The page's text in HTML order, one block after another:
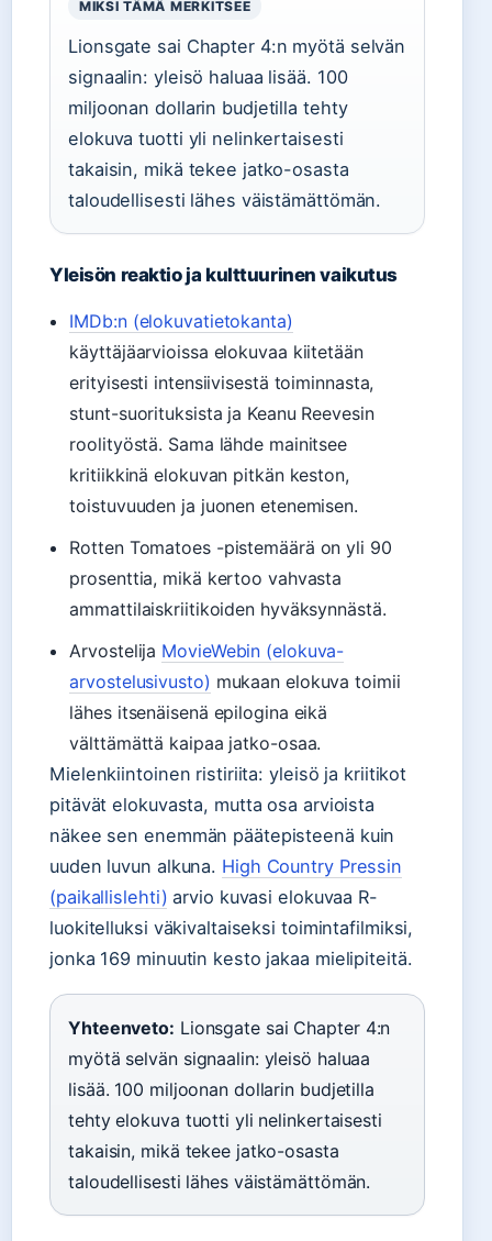
MIKSI TÄMÄ MERKITSEE
Lionsgate sai Chapter 4:n myötä selvän
signaalin: yleisö haluaa lisää. 100
miljoonan dollarin budjetilla tehty
elokuva tuotti yli nelinkertaisesti
takaisin, mikä tekee jatko-osasta
taloudellisesti lähes väistämättömän.
Yleisön reaktio ja kulttuurinen vaikutus
IMDb:n (elokuvatietokanta)
käyttäjäarvioissa elokuvaa kiitetään
erityisesti intensiivisestä toiminnasta,
stunt-suorituksista ja Keanu Reevesin
roolityöstä. Sama lähde mainitsee
kritiikkinä elokuvan pitkän keston,
toistuvuuden ja juonen etenemisen.
Rotten Tomatoes -pistemäärä on yli 90
prosenttia, mikä kertoo vahvasta
ammattilaiskriitikoiden hyväksynnästä.
Arvostelija MovieWebin (elokuva-
arvostelusivusto) mukaan elokuva toimii
lähes itsenäisenä epilogina eikä
välttämättä kaipaa jatko-osaa.
Mielenkiintoinen ristiriita: yleisö ja kriitikot
pitävät elokuvasta, mutta osa arvioista
näkee sen enemmän päätepisteenä kuin
uuden luvun alkuna. High Country Pressin
(paikallislehti) arvio kuvasi elokuvaa R-
luokitelluksi väkivaltaiseksi toimintafilmiksi,
jonka 169 minuutin kesto jakaa mielipiteitä.
Yhteenveto: Lionsgate sai Chapter 4:n
myötä selvän signaalin: yleisö haluaa
lisää. 100 miljoonan dollarin budjetilla
tehty elokuva tuotti yli nelinkertaisesti
takaisin, mikä tekee jatko-osasta
taloudellisesti lähes väistämättömän.